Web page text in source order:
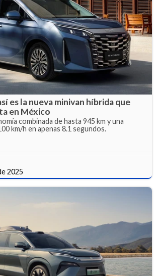
es la nueva minivan híbrida que
en México
combinada de hasta 945 km y una
km/h en apenas 8.1 segundos.
2025